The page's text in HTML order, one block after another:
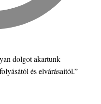
dolgot akartunk
és elvárásaitól.”